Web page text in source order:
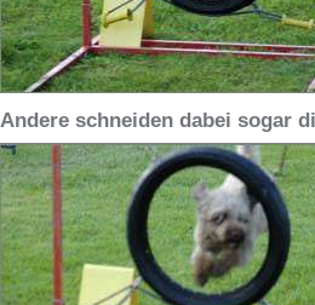
Andere schneiden dabei sogar